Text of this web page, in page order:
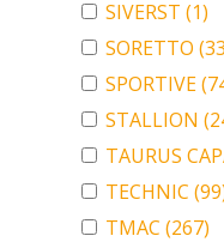
SIVERST (1)
SORETTO
SPORTIVE
STALLION
TAURUS
TECHNIC
TMAC (267)